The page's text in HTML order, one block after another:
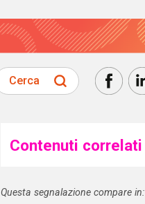
Cerca
Contenuti correlati
Questa segnalazione compare in: